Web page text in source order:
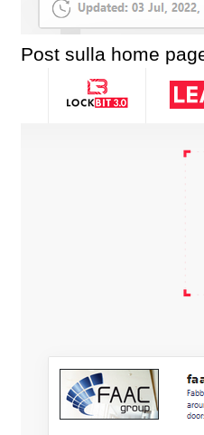
Post sulla home